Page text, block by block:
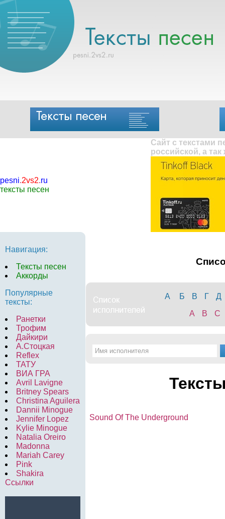
pesni.2vs2.ru
тексты песен
Сайт с текстами
российской, а
Навигация:
Тексты песен
Аккорды
Популярные
тексты:
Ранетки
Трофим
Дайкири
А.Стоцкая
Reflex
ТАТУ
ВИА ГРА
Avril Lavigne
Britney Spears
Christina Aguilera
Dannii Minogue
Jennifer Lopez
Kylie Minogue
Natalia Oreiro
Madonna
Mariah Carey
Pink
Shakira
Ссылки
А Б В Г
Д
A
B C
Sound Of The Underground